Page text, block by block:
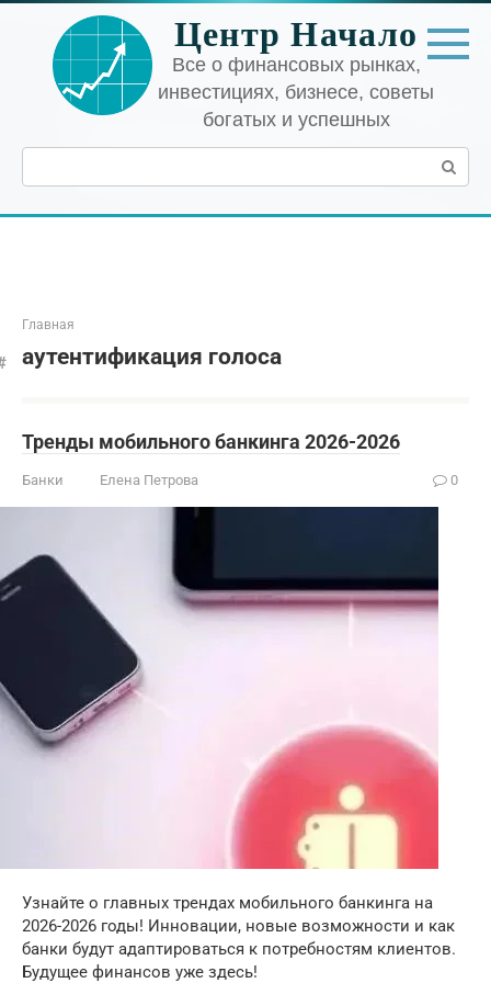
Перейти
контенту
Центр Начало
Все о финансовых рынках,
инвестициях, бизнесе, советы
богатых и успешных
Поиск:
Главная
аутентификация голоса
Тренды мобильного банкинга 2026-2026
Банки Елена Петрова 0
Узнайте о главных трендах мобильного банкинга на
2026-2026 годы! Инновации, новые возможности и как
банки будут адаптироваться к потребностям клиентов.
Будущее финансов уже здесь!